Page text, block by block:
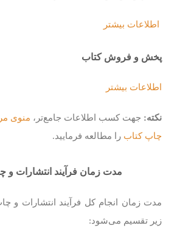
اطلاعات بیشتر
پخش و فروش کتاب
اطلاعات بیشتر
نکته: جهت کسب اطلاعات جامع‌تر، منوی
چاپ کتاب را مطالعه فرمایید.
مدت زمان فرآیند انتشارات و
مدت زمان انجام کل فرآیند انتشارات و
زیر تقسیم می‌شود: